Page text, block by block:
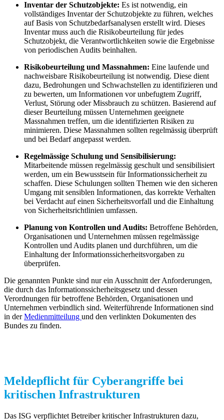
Inventar der Schutzobjekte: Es ist notwendig, ein
vollständiges Inventar der Schutzobjekte zu führen, welches
auf Basis von Schutzbedarfsanalysen erstellt wird. Dieses
Inventar muss auch die Risikobeurteilung für jedes
Schutzobjekt, die Verantwortlichkeiten sowie die Ergebnisse
von periodischen Audits beinhalten.
Risikobeurteilung und Massnahmen: Eine laufende und
nachweisbare Risikobeurteilung ist notwendig. Diese dient
dazu, Bedrohungen und Schwachstellen zu identifizieren und
zu bewerten, um Informationen vor unbefugtem Zugriff,
Verlust, Störung oder Missbrauch zu schützen. Basierend auf
dieser Beurteilung müssen Unternehmen geeignete
Massnahmen treffen, um die identifizierten Risiken zu
minimieren. Diese Massnahmen sollten regelmässig überprüft
und bei Bedarf angepasst werden.
Regelmässige Schulung und Sensibilisierung:
Mitarbeitende müssen regelmässig geschult und sensibilisiert
werden, um ein Bewusstsein für Informationssicherheit zu
schaffen. Diese Schulungen sollten Themen wie den sicheren
Umgang mit sensiblen Informationen, das korrekte Verhalten
bei Verdacht auf einen Sicherheitsvorfall und die Einhaltung
von Sicherheitsrichtlinien umfassen.
Planung von Kontrollen und Audits: Betroffene Behörden,
Organisationen und Unternehmen müssen regelmässige
Kontrollen und Audits planen und durchführen, um die
Einhaltung der Informationssicherheitsvorgaben zu
überprüfen.
Die genannten Punkte sind nur ein Ausschnitt der Anforderungen,
die durch das Informationssicherheitsgesetz und dessen
Verordnungen für betroffene Behörden, Organisationen und
Unternehmen verbindlich sind. Weiterführende Informationen sind
in derMedienmitteilung und den verlinkten Dokumenten des
Bundes zu finden.
Meldepflicht für Cyberangriffe bei
kritischen Infrastrukturen
Das ISG verpflichtet Betreiber kritischer Infrastrukturen dazu,